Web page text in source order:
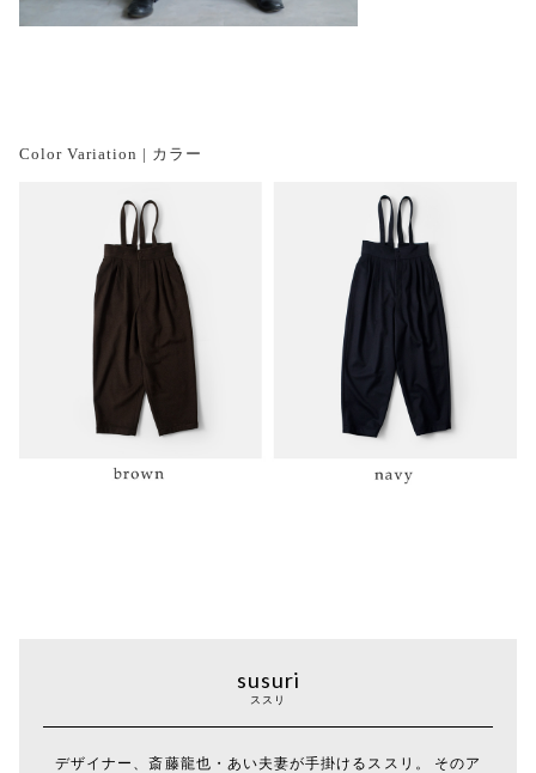
Color Variation | カラー
susuri
ススリ
デザイナー、斎藤龍也・あい夫妻が手掛けるススリ。 そのア